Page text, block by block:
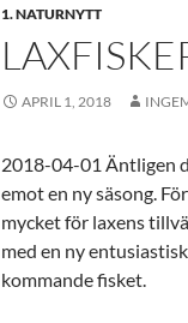
1. NATURNYTT
APRIL 1, 2018
2018-04-01 Äntligen
emot en ny säsong.
mycket för laxens
med en ny
kommande fisket.